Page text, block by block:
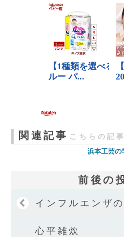
関連記事 こちらの記
浜本工芸の
前後の
インフルエンザ
心平雑炊